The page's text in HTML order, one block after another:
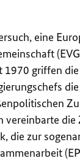
eine
1970 griffen
vereinbarte
die zur